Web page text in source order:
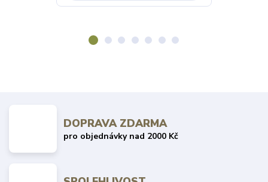
DOPRAVA ZDARMA
pro objednávky nad 2000 Kč